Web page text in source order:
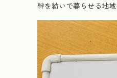
絆を紡いで暮らせる地